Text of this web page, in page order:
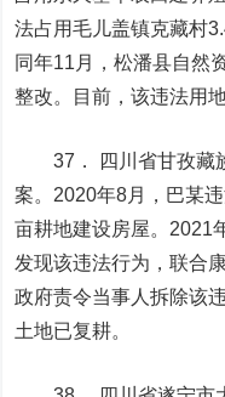
法占用毛儿盖镇克藏村
同年11月，松潘县自然
整改。目前，该违法用
37． 四川省甘孜藏
案。2020年8月，巴某
亩耕地建设房屋。2021
发现该违法行为，联合
政府责令当事人拆除该
土地已复耕。